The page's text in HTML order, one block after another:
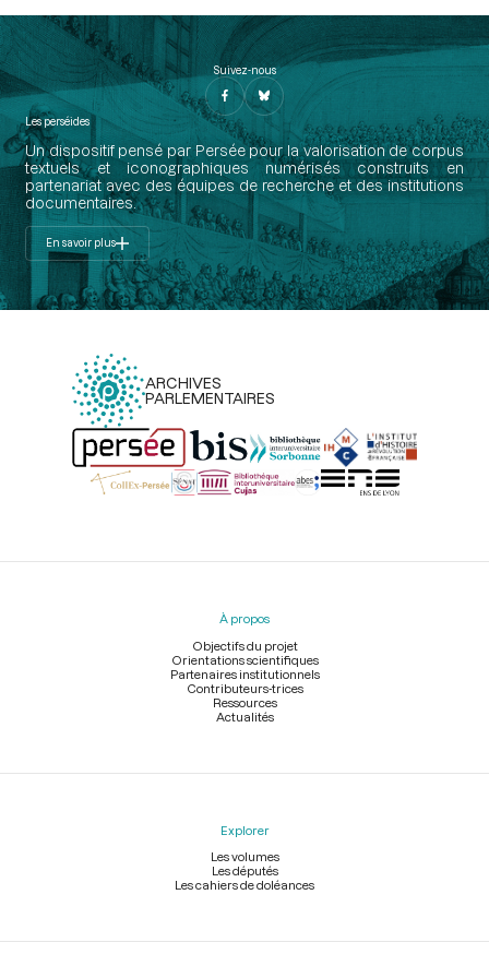
Suivez-nous
Les perséides
Un dispositif pensé par Persée pour la valorisation de corpus
textuels et iconographiques numérisés construits en
partenariat avec des équipes de recherche et des institutions
documentaires.
En savoir plus
ARCHIVES
PARLEMENTAIRES
Menu
À propos
Objectifs du projet
Orientations scientifiques
Partenaires institutionnels
Contributeurs-trices
Ressources
Actualités
Explorer
Les volumes
Les députés
Les cahiers de doléances